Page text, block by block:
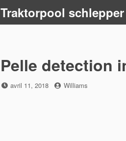
Traktorpool schlepper
Pelle detection
Posted
avril 11, 2018 by
Williams